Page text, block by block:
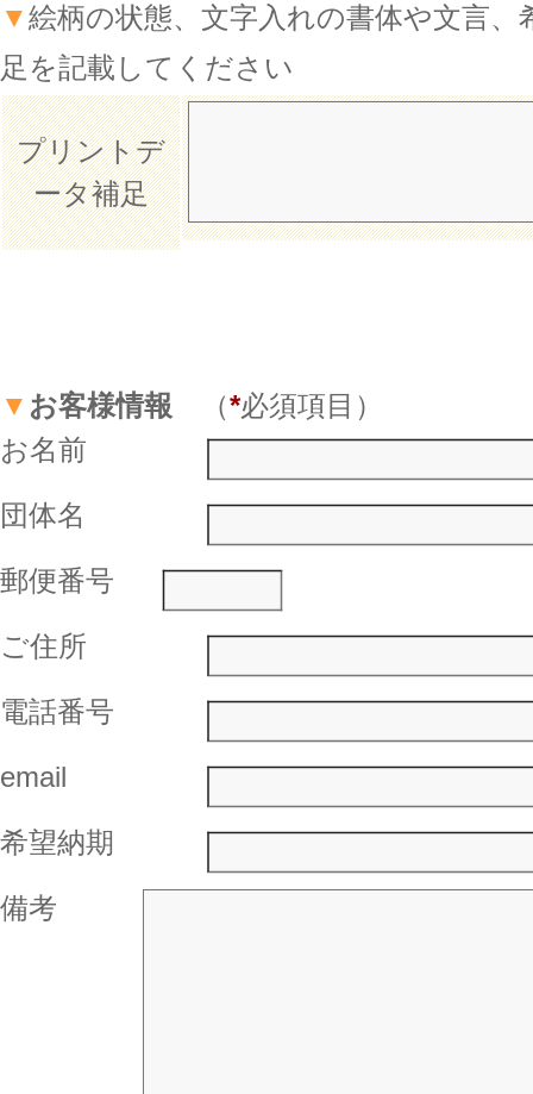
▼絵柄の状態、文字入れの書体や文言、
足を記載してください
プリントデ
ータ補足
▼ お客様情報 （*必須項目）
お名前
団体名
郵便番号
ご住所
電話番号
email
希望納期
備考